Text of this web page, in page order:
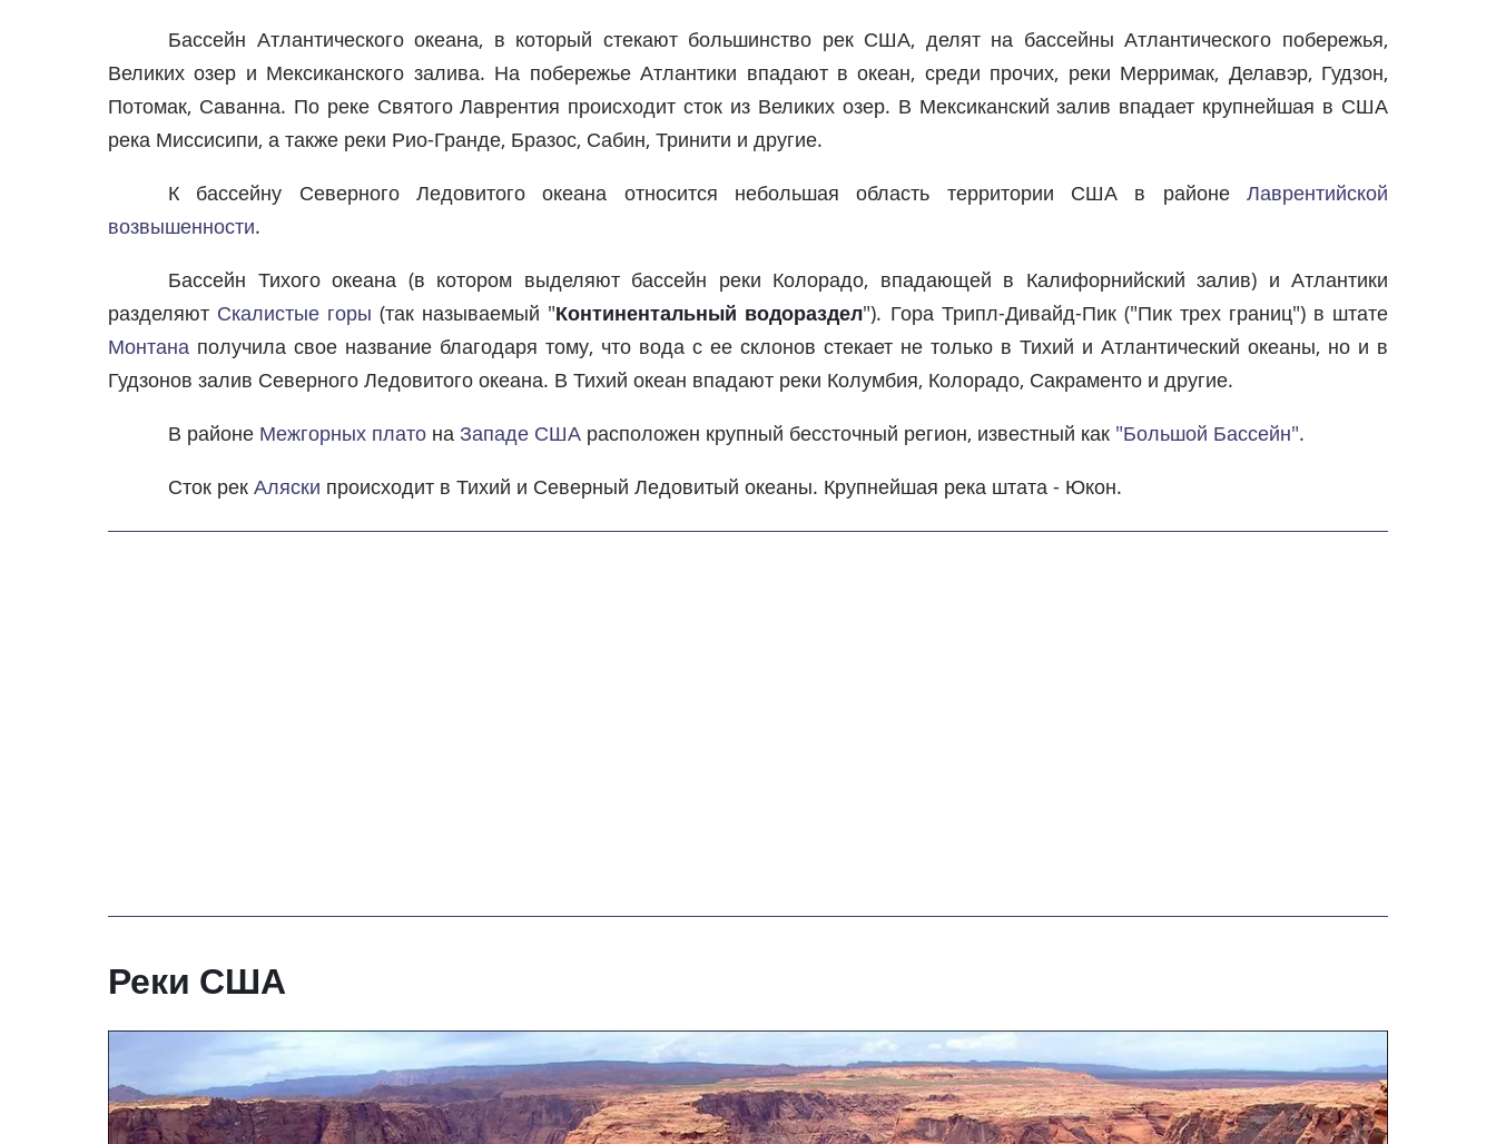
Бассейн Атлантического океана, в который стекают большинство рек США, делят на бассейны Атлантического побережья,
Великих озер и Мексиканского залива. На побережье Атлантики впадают в океан, среди прочих, реки Мерримак, Делавэр, Гудзон,
Потомак, Саванна. По реке Святого Лаврентия происходит сток из Великих озер. В Мексиканский залив впадает крупнейшая в США
река Миссисипи, а также реки Рио-Гранде, Бразос, Сабин, Тринити и другие.
К бассейну Северного Ледовитого океана относится небольшая область территории США в районе Лаврентийской
возвышенности.
Бассейн Тихого океана (в котором выделяют бассейн реки Колорадо, впадающей в Калифорнийский залив) и Атлантики
разделяют Скалистые горы (так называемый "Континентальный водораздел"). Гора Трипл-Дивайд-Пик ("Пик трех границ") в штате
Монтана получила свое название благодаря тому, что вода с ее склонов стекает не только в Тихий и Атлантический океаны, но и в
Гудзонов залив Северного Ледовитого океана. В Тихий океан впадают реки Колумбия, Колорадо, Сакраменто и другие.
В районе Межгорных плато на Западе США расположен крупный бессточный регион, известный как "Большой Бассейн".
Сток рек Аляски происходит в Тихий и Северный Ледовитый океаны. Крупнейшая река штата - Юкон.
Реки США